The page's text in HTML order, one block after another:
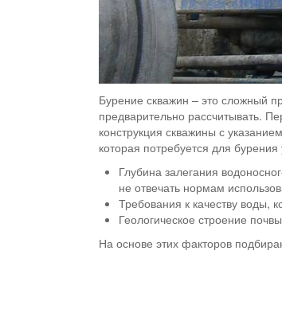
Бурение скважин – это сложный
предварительно рассчитывать.
конструкция скважины с
которая потребуется для
Глубина залегания
не отвечать нормам
Требования к качеству воды,
Геологическое строение
На основе этих факторов